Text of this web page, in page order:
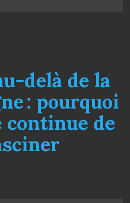
delà de la
: pourquoi
continue de